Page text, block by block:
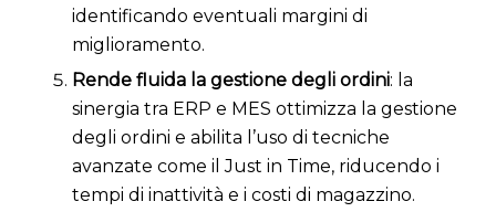
identificando eventuali margini di
miglioramento.
Rende fluida la gestione degli ordini: la
sinergia tra ERP e MES ottimizza la gestione
degli ordini e abilita l’uso di tecniche
avanzate come il Just in Time, riducendo i
tempi di inattività e i costi di magazzino.